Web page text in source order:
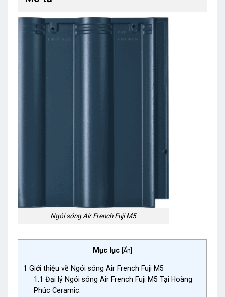
Ngói sóng Air French Fuji M5
Mục lục Ẩn
1 Giới thiệu về Ngói sóng Air French Fuji M5
1.1 Đại lý Ngói sóng Air French Fuji M5 Tại Hoàng
Phúc Ceramic.